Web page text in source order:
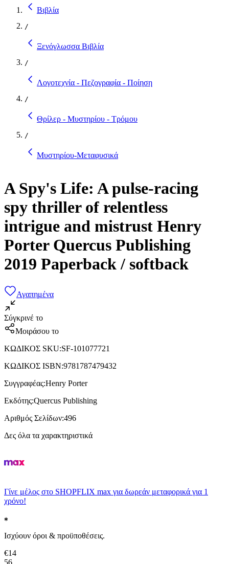
Βιβλία
/
Ξενόγλωσσα Βιβλία
/
Λογοτεχνία - Πεζογραφία - Ποίηση
/
Θρίλερ - Μυστηρίου - Τρόμου
/
Μυστηρίου-Μεταφυσικά
A Spy's Life: A pulse-racing
spy thriller of relentless
intrigue and mistrust Henry
Porter Quercus Publishing
2019 Paperback / softback
Αγαπημένα
Σύγκρινέ το
Μοιράσου το
ΚΩΔΙΚΟΣ SKU:SF-101077721
ΚΩΔΙΚΟΣ ISBN:9781787479432
Συγγραφέας:Henry Porter
Εκδότης:Quercus Publishing
Αριθμός Σελίδων:496
Δες όλα τα χαρακτηριστικά
Γίνε μέλος στο SHOPFLIX max για δωρεάν μεταφορικά για 1
χρόνο!
Ισχύουν όροι & προϋποθέσεις.
€14
56